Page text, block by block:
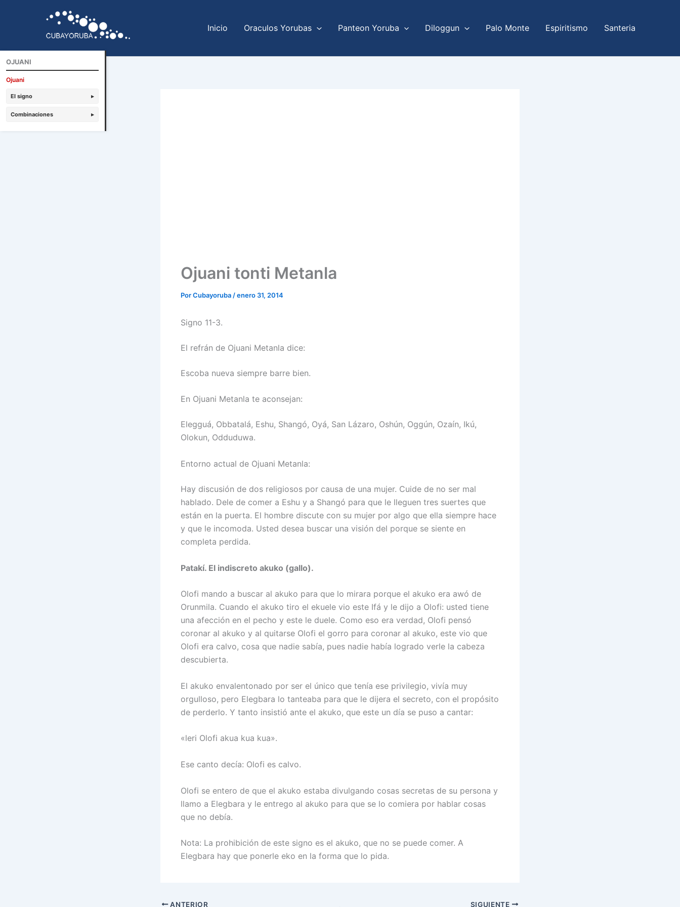
Inicio Oraculos Yorubas Panteon Yoruba Diloggun Palo Monte Espiritismo Santeria
Ojuani tonti Metanla
PorCubayoruba /enero 31, 2014
Signo 11-3.
El refrán de Ojuani Metanla dice:
Escoba nueva siempre barre bien.
En Ojuani Metanla te aconsejan:
Elegguá, Obbatalá, Eshu, Shangó, Oyá, San Lázaro, Oshún, Oggún, Ozaín, Ikú,
Olokun, Odduduwa.
Entorno actual de Ojuani Metanla:
Hay discusión de dos religiosos por causa de una mujer. Cuide de no ser mal
hablado. Dele de comer a Eshu y a Shangó para que le lleguen tres suertes que
están en la puerta. El hombre discute con su mujer por algo que ella siempre hace
y que le incomoda. Usted desea buscar una visión del porque se siente en
completa perdida.
Patakí. El indiscreto akuko (gallo).
Olofi mando a buscar al akuko para que lo mirara porque el akuko era awó de
Orunmila. Cuando el akuko tiro el ekuele vio este Ifá y le dijo a Olofi: usted tiene
una afección en el pecho y este le duele. Como eso era verdad, Olofi pensó
coronar al akuko y al quitarse Olofi el gorro para coronar al akuko, este vio que
Olofi era calvo, cosa que nadie sabía, pues nadie había logrado verle la cabeza
descubierta.
El akuko envalentonado por ser el único que tenía ese privilegio, vivía muy
orgulloso, pero Elegbara lo tanteaba para que le dijera el secreto, con el propósito
de perderlo. Y tanto insistió ante el akuko, que este un día se puso a cantar:
«leri Olofi akua kua kua».
Ese canto decía: Olofi es calvo.
Olofi se entero de que el akuko estaba divulgando cosas secretas de su persona y
llamo a Elegbara y le entrego al akuko para que se lo comiera por hablar cosas
que no debía.
Nota: La prohibición de este signo es el akuko, que no se puede comer. A
Elegbara hay que ponerle eko en la forma que lo pida.
ANTERIOR SIGUIENTE
OJUANI
Ojuani
El signo ▸
Combinaciones ▸